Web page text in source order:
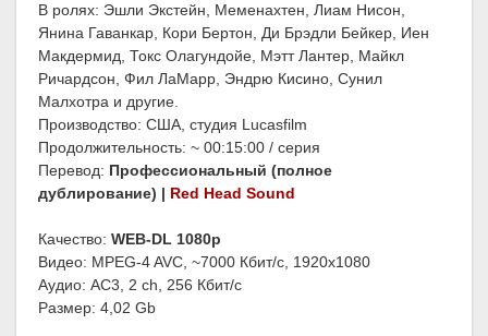
В ролях: Эшли Экстейн, Меменахтен, Лиам Нисон,
Янина Гаванкар, Кори Бертон, Ди Брэдли Бейкер, Иен
Макдермид, Токс Олагундойе, Мэтт Лантер, Майкл
Ричардсон, Фил ЛаМарр, Эндрю Кисино, Сунил
Малхотра и другие.
Производство: США, студия Lucasfilm
Продолжительность: ~ 00:15:00 / серия
Перевод: Профессиональный (полное
дублирование) | Red Head Sound
Качество: WEB-DL 1080p
Видео: MPEG-4 AVC, ~7000 Кбит/с, 1920х1080
Аудио: AC3, 2 ch, 256 Кбит/с
Размер: 4,02 Gb